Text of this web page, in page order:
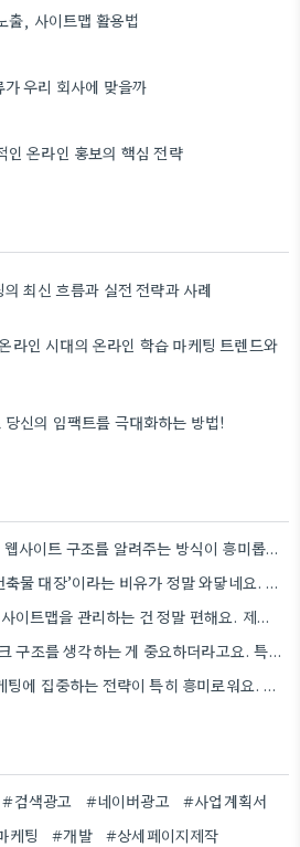
출, 사이트맵 활용법
우리 회사에 맞을까
인 온라인 홍보의 핵심 전략
최신 흐름과 실전 전략과 사례
라인 시대의 온라인 학습 마케팅 트렌드와
신의 임팩트를 극대화하는 방법!
사이트맵이 검색 엔진에게 웹사이트 구조를 알려주는 방식이 흥미롭네요. 특히, CMS 플러그인을 통해 자동으로 관리하는 부분은…
사이트맵이 웹사이트의 ‘건축물 대장’이라는 비유가 정말 와닿네요. 구조화된 정보 제공이 SEO에 얼마나 중요한지 다시 한번…
워드프레스 플러그인으로 사이트맵을 관리하는 건 정말 편해요. 제가 Rank Math를 사용하는데, 페이지 변경 후 자동으로…
XML 파일을 만들 때, 링크 구조를 생각하는 게 중요하더라고요. 특히 페이지 간 연결을 잘 짜는…
링크드인을 통해 B2B 마케팅에 집중하는 전략이 특히 흥미로워요. 저희 회사도 유사한 솔루션을 제공하다 보니, 네트워크…
#검색광고 #네이버광고
#사업계획서
케팅 #개발 #상세페이지제작